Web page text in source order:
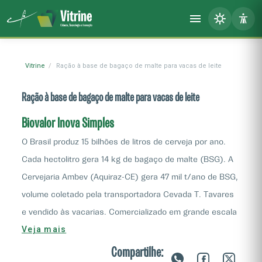
Vitrine Ração à base de bagaço de malte para vacas de leite
Ração à base de bagaço de malte para vacas de leite
Biovalor Inova Simples
O Brasil produz 15 bilhões de litros de cerveja por ano.
Cada hectolitro gera 14 kg de bagaço de malte (BSG). A
Cervejaria Ambev (Aquiraz-CE) gera 47 mil t/ano de BSG,
volume coletado pela transportadora Cevada T. Tavares
e vendido às vacarias. Comercializado em grande escala
(R$ 300,00/t, mínimo de 14 t), com 22% de proteína
bruta, 60% de fibras e 78% de umidade, o bagaço não
Veja mais
Compartilhe: